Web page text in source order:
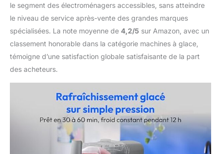
le segment des électroménagers accessibles, sans atteindre
le niveau de service après-vente des grandes marques
spécialisées. La note moyenne de 4,2/5 sur Amazon, avec un
classement honorable dans la catégorie machines à glace,
témoigne d’une satisfaction globale satisfaisante de la part
des acheteurs.